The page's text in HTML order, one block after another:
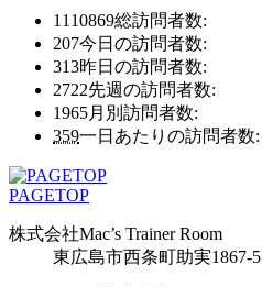
1110869総訪問者数:
207今日の訪問者数:
313昨日の訪問者数:
2722先週の訪問者数:
1965月別訪問者数:
359一日あたりの訪問者数:
PAGETOP
株式会社Mac’s Trainer Room
東広島市西条町助実1867-5